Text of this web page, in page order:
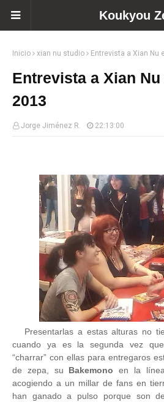
Koukyou
Inicio xian nu studio Entrevista a Xian Nu
Entrevista a Xian Nu
2013
Jorge Jiménez R. 22:13:00
Presentarlas a estas alturas no
cuando ya es la segunda vez
“charrar” con ellas para entregaros
de zepa, su Bakemono en la
acogiendo a un millar de fans en
han ganado a pulso porque son